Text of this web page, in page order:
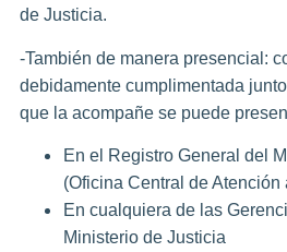
de Justicia.
-También de manera presencial:
debidamente cumplimentada
que la acompañe se puede
En el Registro General del
(Oficina Central de Atención
En cualquiera de las
Ministerio de Justicia